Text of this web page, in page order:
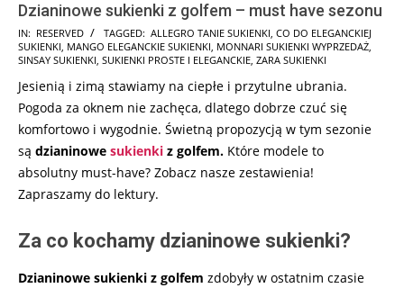
Dzianinowe sukienki z golfem – must have sezonu
2025-
09-
IN: RESERVED TAGGED: ALLEGRO TANIE SUKIENKI, CO DO ELEGANCKIEJ
SUKIENKI, MANGO ELEGANCKIE SUKIENKI, MONNARI SUKIENKI WYPRZEDAŻ,
SINSAY SUKIENKI, SUKIENKI PROSTE I ELEGANCKIE, ZARA SUKIENKI
Jesienią i zimą stawiamy na ciepłe i przytulne ubrania.
Pogoda za oknem nie zachęca, dlatego dobrze czuć się
komfortowo i wygodnie. Świetną propozycją w tym sezonie
są dzianinowe sukienki z golfem. Które modele to
absolutny must-have? Zobacz nasze zestawienia!
Zapraszamy do lektury.
Za co kochamy dzianinowe sukienki?
Dzianinowe sukienki z golfem zdobyły w ostatnim czasie